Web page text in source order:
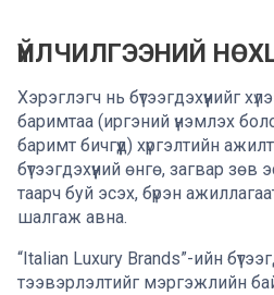
ҮЙЛЧИЛГЭЭНИЙ
Хэрэглэгч нь бүтээгдэхүүнийг
баримтаа (иргэний үнэмлэх
баримт бичгүүд) хүргэлтийн
бүтээгдэхүүний өнгө, загвар
таарч буй эсэх, бүрэн
шалгаж авна.
“Italian Luxury Brands”-ийн
тээвэрлэлтийг мэргэжлийн